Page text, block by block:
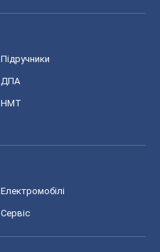
Підручники
ДПА
НМТ
Електромобілі
Сервіс